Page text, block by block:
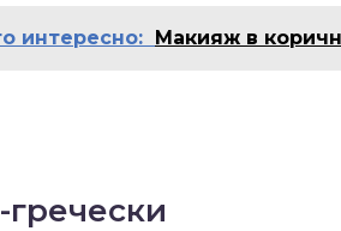
интересно: Макияж в